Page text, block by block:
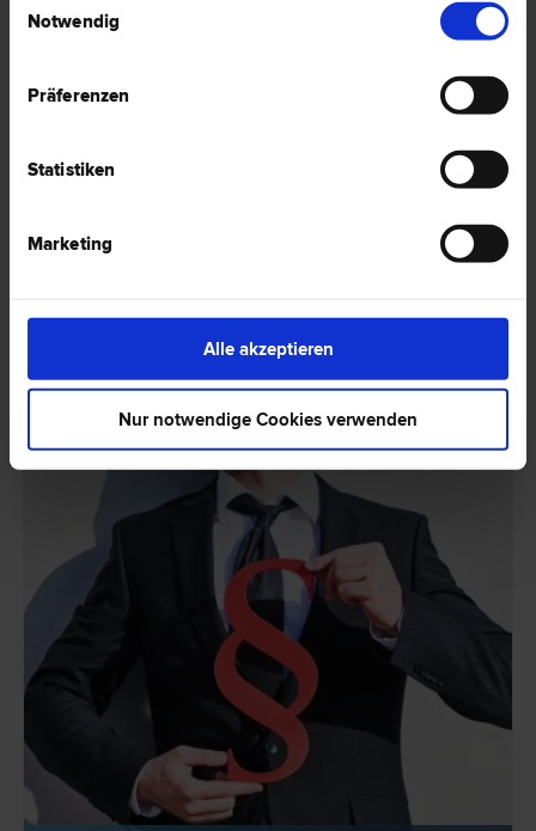
Notwendig
Präferenzen
Statistiken
Marketing
Alle akzeptieren
Nur notwendige Cookies verwenden
Schmuck gestohlen – Wann zahlt die Versicherung?
HIER ZUM ARTIKEL ›
RECHTSNEWS